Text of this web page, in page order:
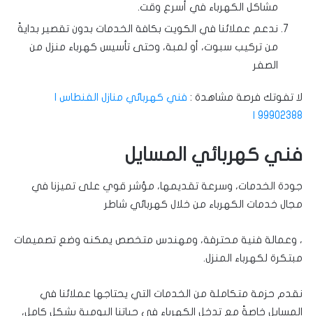
مشاكل الكهرباء في أسرع وقت.
ندعم عملائنا في الكويت بكافة الخدمات بدون تقصير بدايةً
من تركيب سبوت، أو لمبة، وحتى تأسيس كهرباء منزل من
الصفر
لا تفوتك فرصة مشاهدة : فني كهربائي منازل الفنطاس |
99902388 |
فني كهربائي المسايل
جودة الخدمات، وسرعة تقديمها، مؤشر قوي على تميزنا في
مجال خدمات الكهرباء من خلال كهربائي شاطر
، وعمالة فنية محترفة، ومهندس متخصص يمكنه وضع تصميمات
مبتكرة لكهرباء المنزل.
نقدم حزمة متكاملة من الخدمات التي يحتاجها عملائنا في
المسايل خاصةً مع تدخل الكهرباء في حياتنا اليومية بشكل كامل،